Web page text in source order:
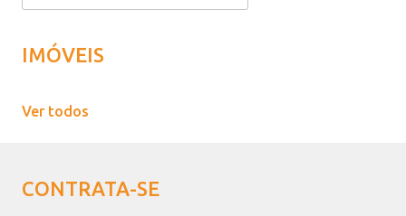
IMÓVEIS
Ver todos
CONTRATA-SE